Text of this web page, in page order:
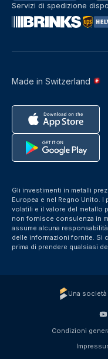
Made in Switzerland
Servizi di spedizione
Gli investimenti in metalli
Europea e nel Regno Unito.
volatili e il valore del metallo
non fornisce consulenza in
assume alcuna
delle informazioni fornite. Si
prima di prendere qualsiasi
Una
Condizioni